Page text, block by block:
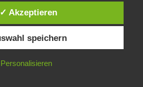
✓ Akzeptieren
speichern
Personalisieren